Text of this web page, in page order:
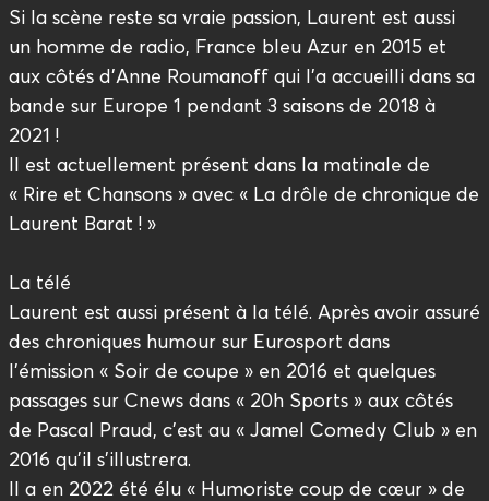
Si la scène reste sa vraie passion, Laurent est aussi
un homme de radio, France bleu Azur en 2015 et
aux côtés d’Anne Roumanoff qui l’a accueilli dans sa
bande sur Europe 1 pendant 3 saisons de 2018 à
2021 !
Il est actuellement présent dans la matinale de
« Rire et Chansons » avec « La drôle de chronique de
Laurent Barat ! »
La télé
Laurent est aussi présent à la télé. Après avoir assuré
des chroniques humour sur Eurosport dans
l’émission « Soir de coupe » en 2016 et quelques
passages sur Cnews dans « 20h Sports » aux côtés
de Pascal Praud, c’est au « Jamel Comedy Club » en
2016 qu’il s’illustrera.
Il a en 2022 été élu « Humoriste coup de cœur » de